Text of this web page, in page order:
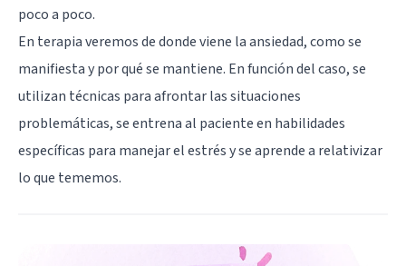
poco a poco.
En terapia veremos de donde viene la ansiedad, como se
manifiesta y por qué se mantiene. En función del caso, se
utilizan técnicas para afrontar las situaciones
problemáticas, se entrena al paciente en habilidades
específicas para manejar el estrés y se aprende a relativizar
lo que tememos.